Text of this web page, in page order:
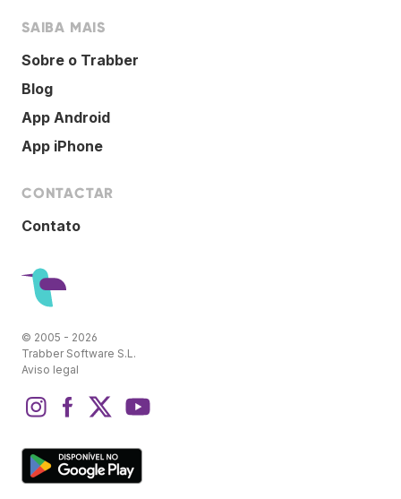
SAIBA MAIS
Sobre o Trabber
Blog
App Android
App iPhone
CONTACTAR
Contato
© 2005 - 2026
Trabber Software S.L.
Aviso legal